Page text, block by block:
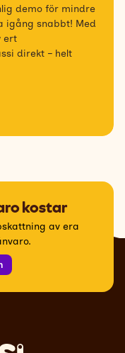
demo för mindre
igång snabbt! Med
ert
direkt – helt
kostar
av era